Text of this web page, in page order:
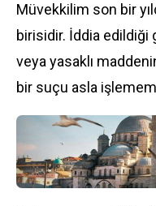
Müvekkilim son bir
birisidir. İddia edildiği
veya yasaklı
bir suçu asla